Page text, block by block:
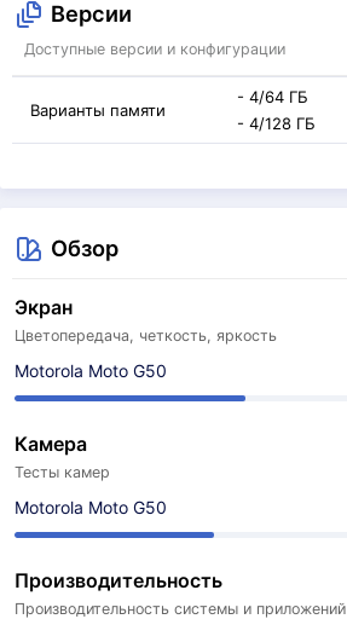
Версии
Доступные версии и конфигурации
Варианты памяти
- 4/64 ГБ
- 4/128 ГБ
Обзор
Экран
Цветопередача, четкость, яркость
Motorola Moto G50
Камера
Тесты камер
Motorola Moto G50
Производительность
Производительность системы и приложений